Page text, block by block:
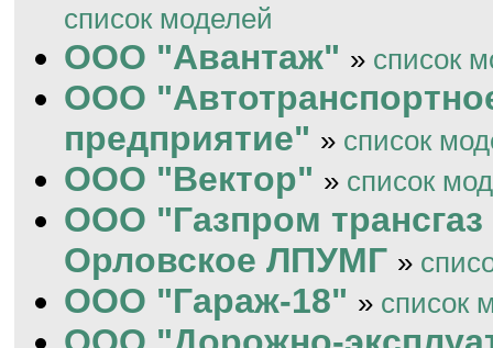
список моделей
ООО "Авантаж" » список
ООО
предприятие" » список
ООО "Вектор" » список
ООО "Газпром
Орловское ЛПУМГ »
ООО "Гараж-18" » список